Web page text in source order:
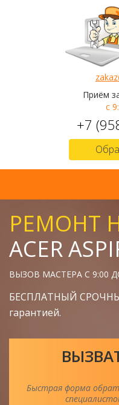
Приём
с
+7
РЕМОНТ
ACER
ВЫЗОВ МАСТЕРА С 9:00
БЕСПЛАТНЫЙ
гарантией.
Быстрая форма